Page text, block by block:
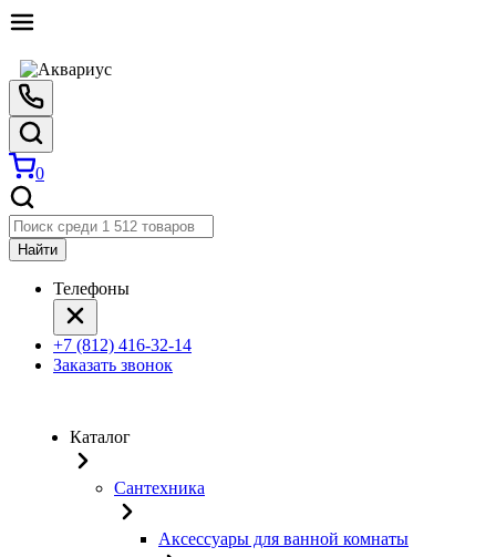
0
Найти
Телефоны
+7 (812) 416-32-14
Заказать звонок
Каталог
Сантехника
Аксессуары для ванной комнаты